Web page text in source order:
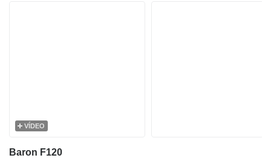
VÍDEO
Baron F120